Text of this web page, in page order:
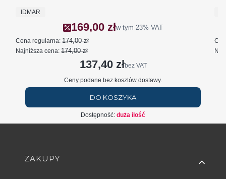
PRODUCENT
IDMAR
Cena promocyjna brutto
169,00 złw tym 23% VAT
Cena regularna: 174,00 zł
Najniższa cena: 174,00 zł
Cena netto
137,40 złbez VAT
Ceny podane bez kosztów dostawy.
DO KOSZYKA
Dostępność: duża ilość
Linki w stopce
ZAKUPY